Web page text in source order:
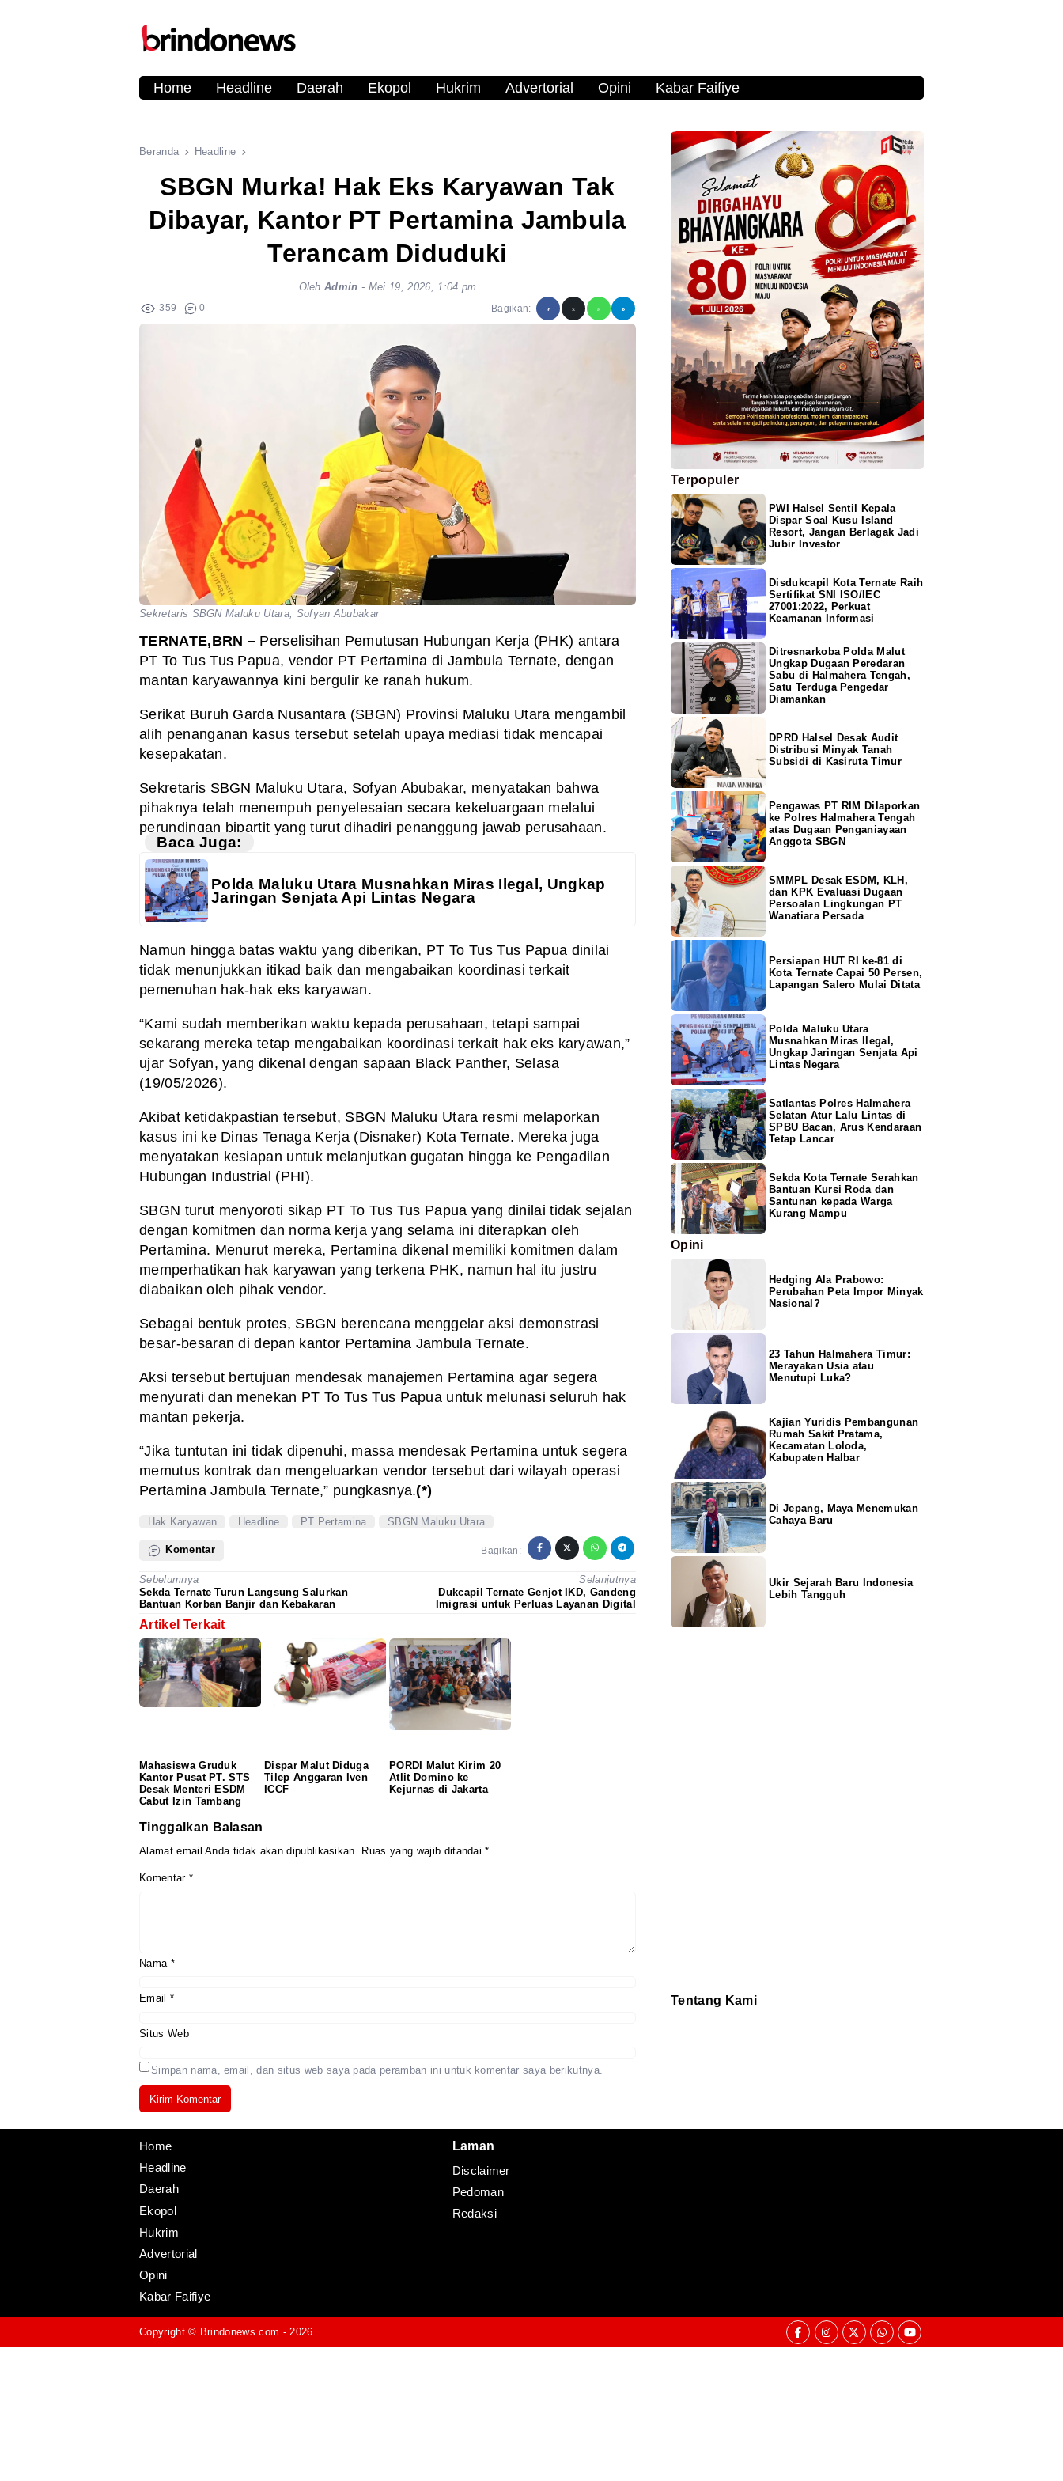
Home Headline Daerah Ekopol Hukrim Advertorial Opini Kabar Faifiye
Beranda Headline
SBGN Murka! Hak Eks Karyawan Tak
Dibayar, Kantor PT Pertamina Jambula
Terancam Diduduki
OlehAdmin - Mei 19, 2026, 1:04 pm
359 0 Bagikan:
Sekretaris SBGN Maluku Utara, Sofyan Abubakar
TERNATE,BRN – Perselisihan Pemutusan Hubungan Kerja (PHK) antara
PT To Tus Tus Papua, vendor PT Pertamina di Jambula Ternate, dengan
mantan karyawannya kini bergulir ke ranah hukum.
Serikat Buruh Garda Nusantara (SBGN) Provinsi Maluku Utara mengambil
alih penanganan kasus tersebut setelah upaya mediasi tidak mencapai
kesepakatan.
Sekretaris SBGN Maluku Utara, Sofyan Abubakar, menyatakan bahwa
pihaknya telah menempuh penyelesaian secara kekeluargaan melalui
perundingan bipartit yang turut dihadiri penanggung jawab perusahaan.
Baca Juga:
Polda Maluku Utara Musnahkan Miras Ilegal, Ungkap
Jaringan Senjata Api Lintas Negara
Namun hingga batas waktu yang diberikan, PT To Tus Tus Papua dinilai
tidak menunjukkan itikad baik dan mengabaikan koordinasi terkait
pemenuhan hak-hak eks karyawan.
“Kami sudah memberikan waktu kepada perusahaan, tetapi sampai
sekarang mereka tetap mengabaikan koordinasi terkait hak eks karyawan,”
ujar Sofyan, yang dikenal dengan sapaan Black Panther, Selasa
(19/05/2026).
Akibat ketidakpastian tersebut, SBGN Maluku Utara resmi melaporkan
kasus ini ke Dinas Tenaga Kerja (Disnaker) Kota Ternate. Mereka juga
menyatakan kesiapan untuk melanjutkan gugatan hingga ke Pengadilan
Hubungan Industrial (PHI).
SBGN turut menyoroti sikap PT To Tus Tus Papua yang dinilai tidak sejalan
dengan komitmen dan norma kerja yang selama ini diterapkan oleh
Pertamina. Menurut mereka, Pertamina dikenal memiliki komitmen dalam
memperhatikan hak karyawan yang terkena PHK, namun hal itu justru
diabaikan oleh pihak vendor.
Sebagai bentuk protes, SBGN berencana menggelar aksi demonstrasi
besar-besaran di depan kantor Pertamina Jambula Ternate.
Aksi tersebut bertujuan mendesak manajemen Pertamina agar segera
menyurati dan menekan PT To Tus Tus Papua untuk melunasi seluruh hak
mantan pekerja.
“Jika tuntutan ini tidak dipenuhi, massa mendesak Pertamina untuk segera
memutus kontrak dan mengeluarkan vendor tersebut dari wilayah operasi
Pertamina Jambula Ternate,” pungkasnya.(*)
Hak Karyawan Headline PT Pertamina SBGN Maluku Utara
Komentar Bagikan:
Sebelumnya
Sekda Ternate Turun Langsung Salurkan
Bantuan Korban Banjir dan Kebakaran
Selanjutnya
Dukcapil Ternate Genjot IKD, Gandeng
Imigrasi untuk Perluas Layanan Digital
Artikel Terkait
Mahasiswa Gruduk
Kantor Pusat PT. STS
Desak Menteri ESDM
Cabut Izin Tambang
Dispar Malut Diduga
Tilep Anggaran Iven
ICCF
PORDI Malut Kirim 20
Atlit Domino ke
Kejurnas di Jakarta
Tinggalkan Balasan
Alamat email Anda tidak akan dipublikasikan. Ruas yang wajib ditandai*
Komentar *
Nama *
Email *
Situs Web
Simpan nama, email, dan situs web saya pada peramban ini untuk komentar saya berikutnya.
Terpopuler
PWI Halsel Sentil Kepala
Dispar Soal Kusu Island
Resort, Jangan Berlagak Jadi
Jubir Investor
Disdukcapil Kota Ternate Raih
Sertifikat SNI ISO/IEC
27001:2022, Perkuat
Keamanan Informasi
Ditresnarkoba Polda Malut
Ungkap Dugaan Peredaran
Sabu di Halmahera Tengah,
Satu Terduga Pengedar
Diamankan
DPRD Halsel Desak Audit
Distribusi Minyak Tanah
Subsidi di Kasiruta Timur
Pengawas PT RIM Dilaporkan
ke Polres Halmahera Tengah
atas Dugaan Penganiayaan
Anggota SBGN
SMMPL Desak ESDM, KLH,
dan KPK Evaluasi Dugaan
Persoalan Lingkungan PT
Wanatiara Persada
Persiapan HUT RI ke-81 di
Kota Ternate Capai 50 Persen,
Lapangan Salero Mulai Ditata
Polda Maluku Utara
Musnahkan Miras Ilegal,
Ungkap Jaringan Senjata Api
Lintas Negara
Satlantas Polres Halmahera
Selatan Atur Lalu Lintas di
SPBU Bacan, Arus Kendaraan
Tetap Lancar
Sekda Kota Ternate Serahkan
Bantuan Kursi Roda dan
Santunan kepada Warga
Kurang Mampu
Opini
Hedging Ala Prabowo:
Perubahan Peta Impor Minyak
Nasional?
23 Tahun Halmahera Timur:
Merayakan Usia atau
Menutupi Luka?
Kajian Yuridis Pembangunan
Rumah Sakit Pratama,
Kecamatan Loloda,
Kabupaten Halbar
Di Jepang, Maya Menemukan
Cahaya Baru
Ukir Sejarah Baru Indonesia
Lebih Tangguh
Tentang Kami
Home
Headline
Daerah
Ekopol
Hukrim
Advertorial
Opini
Kabar Faifiye
Laman
Disclaimer
Pedoman
Redaksi
Copyright © Brindonews.com - 2026